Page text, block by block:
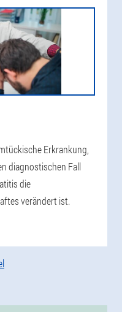
Erkrankung,
diagnostischen Fall
die
verändert ist.